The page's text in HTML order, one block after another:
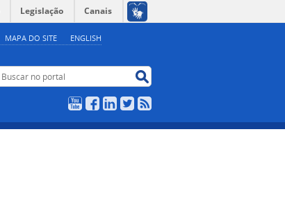
MAPA DO SITE ENGLISH
Legislação Canais
Buscar no portal
YouTubeFacebookLinkedIn
Twitter